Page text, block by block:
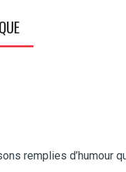
remplies d’humour